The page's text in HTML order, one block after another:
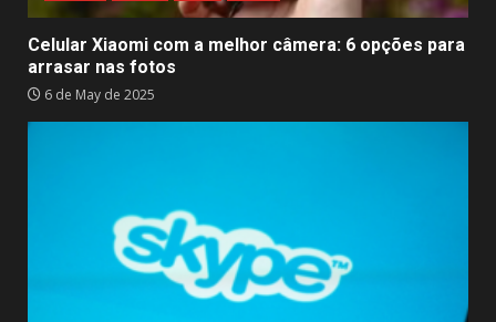
Celular Xiaomi com a melhor câmera: 6 opções para
arrasar nas fotos
6 de May de 2025